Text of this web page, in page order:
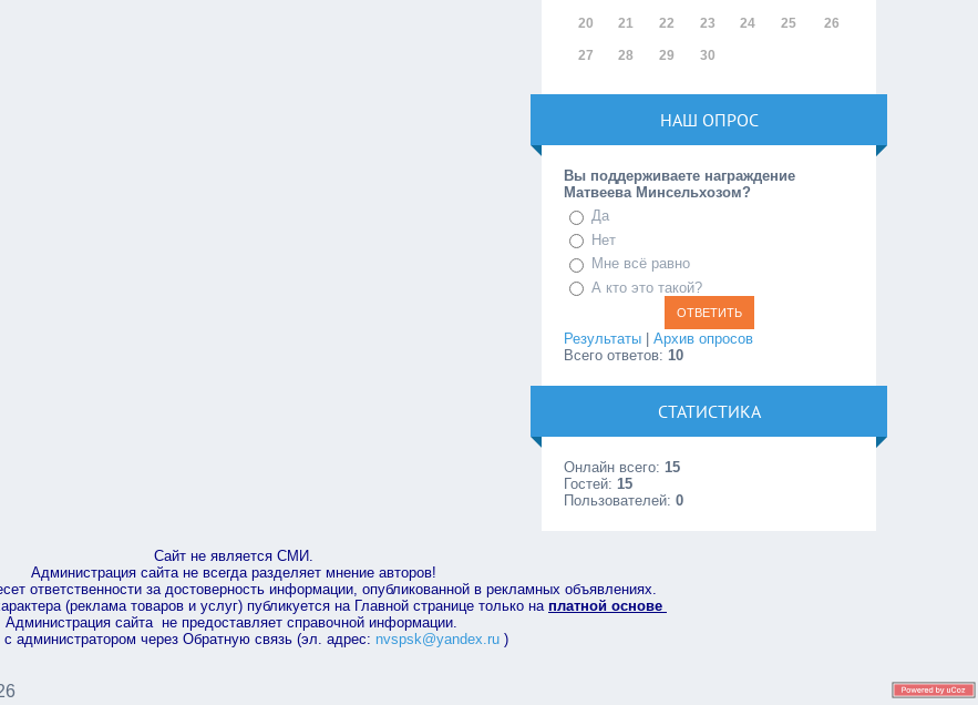
20 21 22 23 24 25 26
27 28 29 30
НАШ ОПРОС
Вы поддерживаете награждение
Матвеева Минсельхозом?
Да
Нет
Мне всё равно
А кто это такой?
Результаты |Архив опросов
Всего ответов:10
СТАТИСТИКА
Онлайн всего:15
Гостей:15
Пользователей:0
Сайт не является СМИ.
Администрация сайта не всегда разделяет мнение авторов!
ответственности за достоверность информации, опубликованной в рекламных объявлениях.
(реклама товаров и услуг) публикуется на Главной странице только на платной основе
Администрация сайта не предоставляет справочной информации.
с администратором через Обратную связь (эл. адрес: nvspsk@yandex.ru)